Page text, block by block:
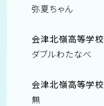
弥夏ちゃん
会津北嶺高等学校
ダブルわたなべ
会津北嶺高等学校
無